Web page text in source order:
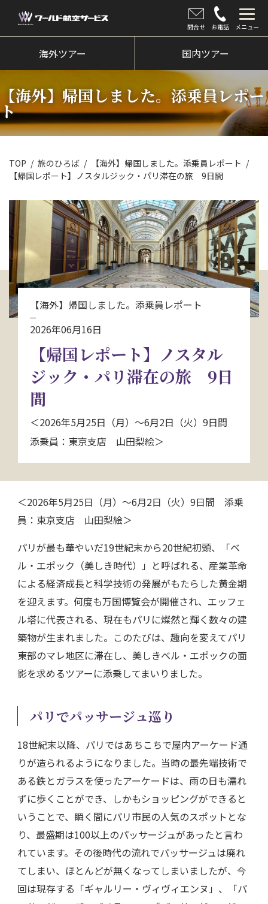
問合せ お電話 メニュー
海外ツアー
国内ツアー
クルーズツアー
ツアー催行状況
旅のひろば
イベント
新着情報
会社情報
お問い合わせ
電話にてお問い合わせ
海外ツアー 国内ツアー
【海外】帰国しました。添乗員レポー
ト
TOP 旅のひろば
【海外】帰国しました。添乗員レポート
【帰国レポート】ノスタルジック・パリ滞在の旅 9日間
【海外】帰国しました。添乗員レポート
2026年06月16日
【帰国レポート】ノスタル
ジック・パリ滞在の旅 9日
間
＜2026年5月25日（月）～6月2日（火）9日間
添乗員：東京支店 山田梨絵＞
＜2026年5月25日（月）～6月2日（火）9日間 添乗
員：東京支店 山田梨絵＞
パリが最も華やいだ19世紀末から20世紀初頭、「ベ
ル・エポック（美しき時代）」と呼ばれる、産業革命
による経済成長と科学技術の発展がもたらした黄金期
を迎えます。何度も万国博覧会が開催され、エッフェ
ル塔に代表される、現在もパリに燦然と輝く数々の建
築物が生まれました。このたびは、趣向を変えてパリ
東部のマレ地区に滞在し、美しきベル・エポックの面
影を求めるツアーに添乗してまいりました。
パリでパッサージュ巡り
18世紀末以降、パリではあちこちで屋内アーケード通
りが造られるようになりました。当時の最先端技術で
ある鉄とガラスを使ったアーケードは、雨の日も濡れ
ずに歩くことができ、しかもショッピングができると
いうことで、瞬く間にパリ市民の人気のスポットとな
り、最盛期は100以上のパッサージュがあったと言わ
れています。その後時代の流れでパッサージュは廃れ
てしまい、ほとんどが無くなってしまいましたが、今
回は現存する「ギャルリー・ヴィヴィエンヌ」、「パ